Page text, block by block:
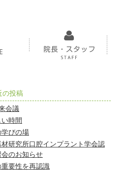
の投稿
会議
時間
びの場
研究所口腔インプラント学会認
会のお知らせ
要性を再認識